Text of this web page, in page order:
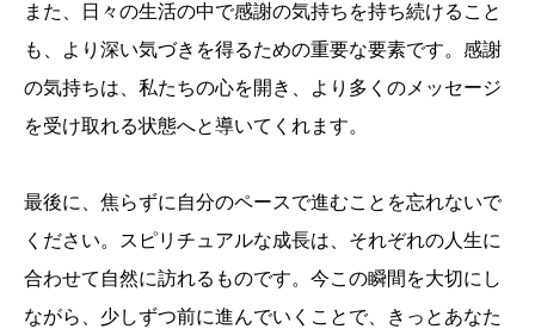
また、日々の生活の中で感謝の気持ちを持ち続けること
も、より深い気づきを得るための重要な要素です。感謝
の気持ちは、私たちの心を開き、より多くのメッセージ
を受け取れる状態へと導いてくれます。
最後に、焦らずに自分のペースで進むことを忘れないで
ください。スピリチュアルな成長は、それぞれの人生に
合わせて自然に訪れるものです。今この瞬間を大切にし
ながら、少しずつ前に進んでいくことで、きっとあなた